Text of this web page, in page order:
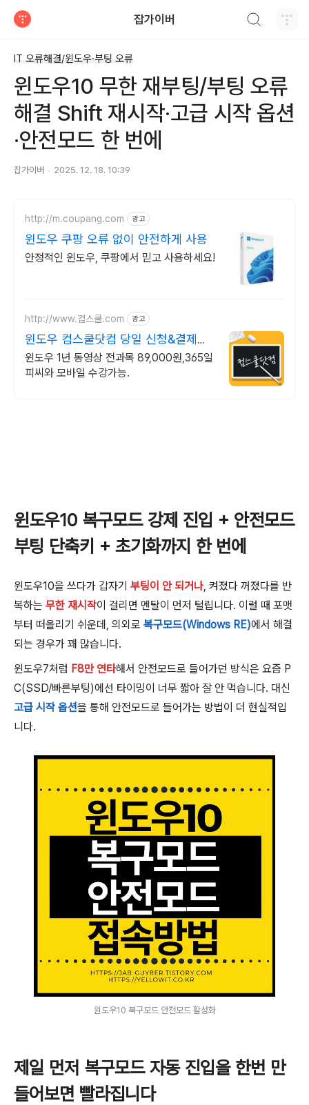
잡가이버
IT 오류해결/윈도우·부팅 오류
윈도우10 무한 재부팅/부팅 오류
해결 Shift 재시작·고급 시작 옵션
·안전모드 한 번에
잡가이버 2025. 12. 18. 10:39
http://m.coupang.com 광고
윈도우 쿠팡 오류 없이 안전하게 사용
안정적인 윈도우, 쿠팡에서 믿고 사용하세요!
http://www.컴스쿨.com 광고
윈도우 컴스쿨닷컴 당일 신청&결제시
기프티콘!
윈도우 1년 동영상 전과목 89,000원,365일
피씨와 모바일 수강가능.
윈도우10 복구모드 강제 진입 + 안전모드
부팅 단축키 + 초기화까지 한 번에
윈도우10을 쓰다가 갑자기 부팅이 안 되거나, 켜졌다 꺼졌다를 반
복하는 무한 재시작이 걸리면 멘탈이 먼저 털립니다. 이럴 때 포맷
부터 떠올리기 쉬운데, 의외로 복구모드(Windows RE)에서 해결
되는 경우가 꽤 많습니다.
윈도우7처럼 F8만 연타해서 안전모드로 들어가던 방식은 요즘 P
C(SSD/빠른부팅)에선 타이밍이 너무 짧아 잘 안 먹습니다. 대신
고급 시작 옵션을 통해 안전모드로 들어가는 방법이 더 현실적입
니다.
윈도우10 복구모드 안전모드 활성화
제일 먼저 복구모드 자동 진입을 한번 만
들어보면 빨라집니다